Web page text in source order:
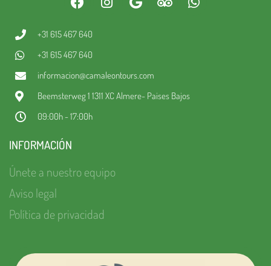
+31 615 467 640
+31 615 467 640
informacion@camaleontours.com
Beemsterweg 1 1311 XC Almere- Paises Bajos
09:00h - 17:00h
INFORMACIÓN
Únete a nuestro equipo
Aviso legal
Política de privacidad